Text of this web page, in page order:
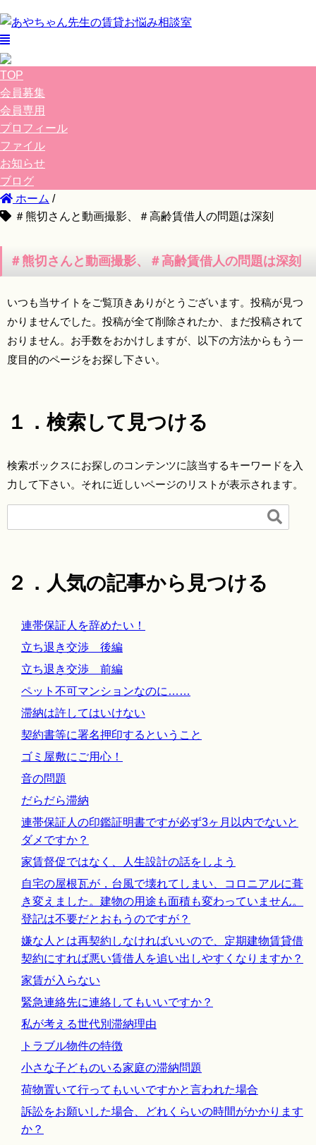
TOP
会員募集
会員専用
プロフィール
ファイル
お知らせ
ブログ
ホーム /
＃熊切さんと動画撮影、＃高齢賃借人の問題は深刻
＃熊切さんと動画撮影、＃高齢賃借人の問題は深刻
いつも当サイトをご覧頂きありがとうございます。投稿が見つ
かりませんでした。投稿が全て削除されたか、まだ投稿されて
おりません。お手数をおかけしますが、以下の方法からもう一
度目的のページをお探し下さい。
１．検索して見つける
検索ボックスにお探しのコンテンツに該当するキーワードを入
力して下さい。それに近しいページのリストが表示されます。

２．人気の記事から見つける
連帯保証人を辞めたい！
立ち退き交渉 後編
立ち退き交渉 前編
ペット不可マンションなのに……
滞納は許してはいけない
契約書等に署名押印するということ
ゴミ屋敷にご用心！
音の問題
だらだら滞納
連帯保証人の印鑑証明書ですが必ず3ヶ月以内でないと
ダメですか？
家賃督促ではなく、人生設計の話をしよう
自宅の屋根瓦が，台風で壊れてしまい、コロニアルに葺
き変えました。建物の用途も面積も変わっていません。
登記は不要だとおもうのですが？
嫌な人とは再契約しなければいいので、定期建物賃貸借
契約にすれば悪い賃借人を追い出しやすくなりますか？
家賃が入らない
緊急連絡先に連絡してもいいですか？
私が考える世代別滞納理由
トラブル物件の特徴
小さな子どものいる家庭の滞納問題
荷物置いて行ってもいいですかと言われた場合
訴訟をお願いした場合、どれくらいの時間がかかります
か？